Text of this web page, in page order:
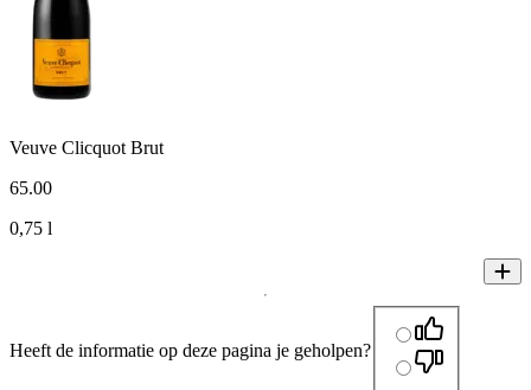
Veuve Clicquot Brut
65.00
0,75 l
Heeft de informatie op deze pagina je geholpen?